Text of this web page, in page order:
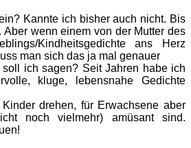
Kannte ich bisher auch nicht. Bis
Aber wenn einem von der Mutter des
Kindheitsgedichte ans Herz
man sich das ja mal genauer
ich sagen? Seit Jahren habe ich
kluge, lebensnahe Gedichte
drehen, für Erwachsene aber
noch vielmehr) amüsant sind.